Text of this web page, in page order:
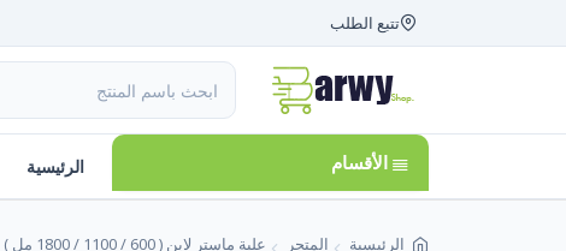
تتبع الطلب
الأقسام الرئيسية
الرئيسية المتجر علبة ماستر لاين ( 600 / 1100 / 1800 مل ) مربعة 3 قطع الوطنية ELwatania صنع فى مصر